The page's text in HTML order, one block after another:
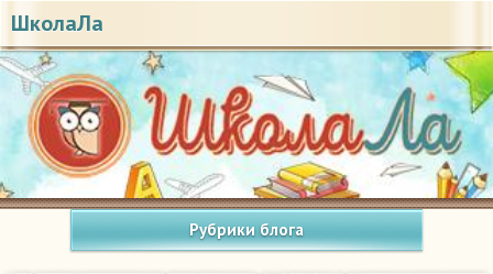
ШколаЛа
Рубрики блога